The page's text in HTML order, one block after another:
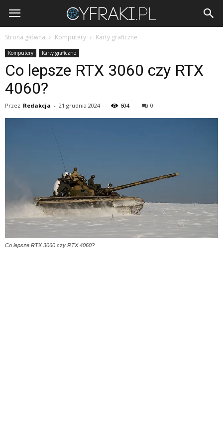
Cyfraki.pl
Strona główna Komputery Karty graficzne
Komputery Karty graficzne
Co lepsze RTX 3060 czy RTX
4060?
Przez Redakcja - 21 grudnia 2024 604 0
Co lepsze RTX 3060 czy RTX 4060?